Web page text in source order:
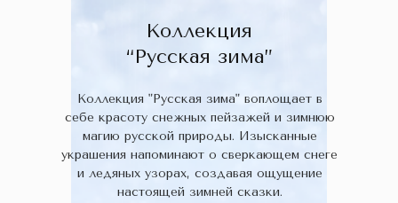
Коллекция
“Русская зима”
Коллекция "Русская зима" воплощает в
себе красоту снежных пейзажей и зимнюю
магию русской природы. Изысканные
украшения напоминают о сверкающем снеге
и ледяных узорах, создавая ощущение
настоящей зимней сказки.